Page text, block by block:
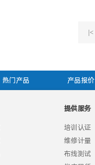
|<
热门产品 产品报价
提供服务
培训认证
维修计量
布线测试